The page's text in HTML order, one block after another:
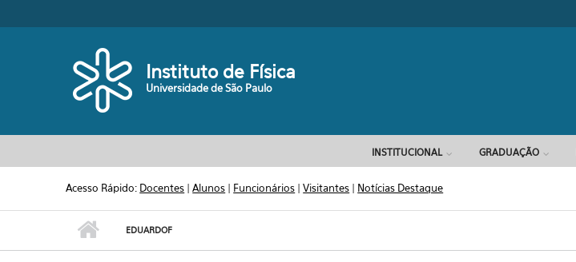
Instituto de Física
Universidade de São Paulo
INSTITUCIONAL GRADUAÇÃO
Acesso Rápido: Docentes |Alunos | Funcionários |Visitantes | Notícias Destaque
EDUARDOF